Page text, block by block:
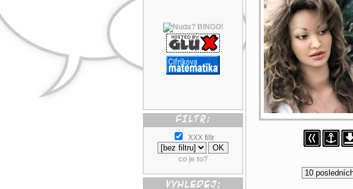
XXX filtr
co je to?